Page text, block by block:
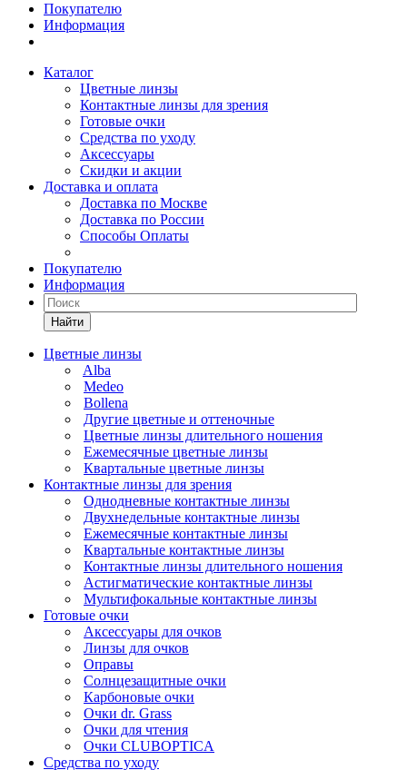
Покупателю
Информация
Каталог
Цветные линзы
Контактные линзы для зрения
Готовые очки
Средства по уходу
Аксессуары
Скидки и акции
Доставка и оплата
Доставка по Москве
Доставка по России
Способы Оплаты
Покупателю
Информация
Найти
Цветные линзы
Alba
Medeo
Bollena
Другие цветные и оттеночные
Цветные линзы длительного ношения
Ежемесячные цветные линзы
Квартальные цветные линзы
Контактные линзы для зрения
Однодневные контактные линзы
Двухнедельные контактные линзы
Ежемесячные контактные линзы
Квартальные контактные линзы
Контактные линзы длительного ношения
Астигматические контактные линзы
Мультифокальные контактные линзы
Готовые очки
Аксессуары для очков
Линзы для очков
Оправы
Солнцезащитные очки
Карбоновые очки
Очки dr. Grass
Очки для чтения
Очки CLUBOPTICA
Средства по уходу